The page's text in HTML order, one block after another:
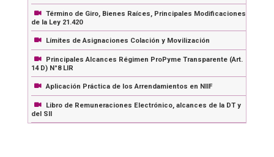
Término de Giro, Bienes Raíces, Principales Modificaciones
de la Ley 21.420
Límites de Asignaciones Colación y Movilización
Principales Alcances Régimen ProPyme Transparente (Art.
14 D) N°8 LIR
Aplicación Práctica de los Arrendamientos en NIIF
Libro de Remuneraciones Electrónico, alcances de la DT y
del SII